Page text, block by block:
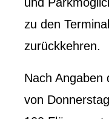
zu den
zurückkehren.
Nach Angaben
von